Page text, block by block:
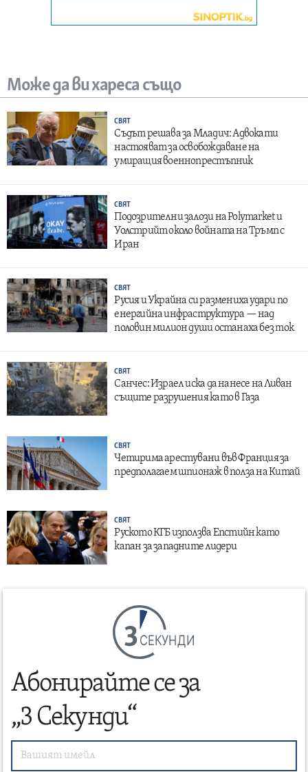
Може да ви хареса също
СВЯТ
Съдът решава за Младич: Адвокати
настояват за освобождаване на
умиращия военнопрестъпник
СВЯТ
Подозрителни залози на Polymarket и
Уолстрийт около войната на Тръмп с
Иран
СВЯТ
Русия и Украйна си размениха удари по
енергийна инфраструктура — над
половин милион души останаха без ток
СВЯТ
Санчес: Израел иска да нанесе на Ливан
същите разрушения като в Газа
СВЯТ
Четирима арестувани във Франция за
предполагаем шпионаж в полза на Китай
СВЯТ
Руското КГБ използва Епстийн като
капан за западните лидери
СЕКУНДИ
Абонирайте се за
„3 Секунди“